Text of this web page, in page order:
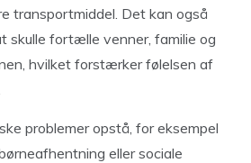
transportmiddel. Det kan også
skulle fortælle venner, familie og
hvilket forstærker følelsen af
problemer opstå, for eksempel
eller sociale